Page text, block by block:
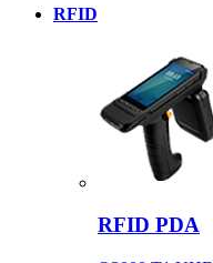
RFID
RFID PDA